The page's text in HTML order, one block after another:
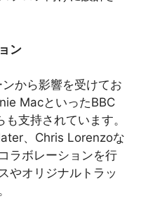
ン
から影響を受けてお
MacといったBBC
支持されています。
、Chris Lorenzoな
ラボレーションを行
やオリジナルトラッ